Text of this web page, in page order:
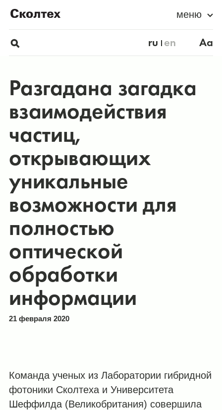
меню
ru en Aa
Разгадана загадка
взаимодействия
частиц,
открывающих
уникальные
возможности для
полностью
оптической
обработки
информации
21 февраля 2020
Команда ученых из Лаборатории гибридной
фотоники Сколтеха и Университета
Шеффилда (Великобритания) совершила